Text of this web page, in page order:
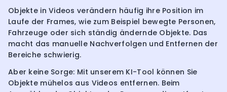
Objekte in Videos verändern häufig ihre Position im
Laufe der Frames, wie zum Beispiel bewegte Personen,
Fahrzeuge oder sich ständig ändernde Objekte. Das
macht das manuelle Nachverfolgen und Entfernen der
Bereiche schwierig.
Aber keine Sorge: Mit unserem KI-Tool können Sie
Objekte mühelos aus Videos entfernen. Beim